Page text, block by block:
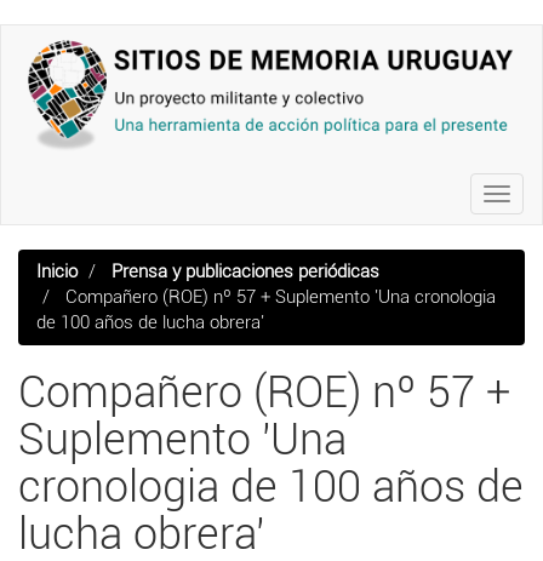
contenido
principal
Inicio
Prensa y publicaciones periódicas
Compañero (ROE) nº 57 + Suplemento 'Una cronologia
de 100 años de lucha obrera'
Compañero (ROE) nº 57 +
Suplemento 'Una
cronologia de 100 años de
lucha obrera'